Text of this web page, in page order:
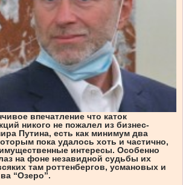
впечатление что каток
никого не пожалел из бизнес-
Путина, есть как минимум два
пока удалось хоть и частично,
интересы. Особенно
на фоне незавидной судьбы их
там роттенбергов, усмановых и
“Озеро”.